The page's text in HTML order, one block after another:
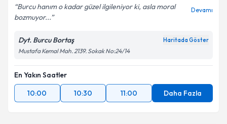
Burcu hanım o kadar güzel ilgileniyor ki, asla moral
bozmuyor...
Devamı
Dyt. Burcu Bortaş Haritada Göster
Mustafa Kemal Mah. 2139. Sokak No:24/14
En Yakın Saatler
10:00
10:30 11:00 Daha Fazla